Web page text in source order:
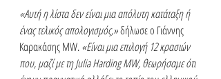
«Αυτή η λίστα δεν είναι μια απόλυτη κατάταξη ή
ένας τελικός απολογισμός,» δήλωσε ο Γιάννης
Καρακάσης MW. «Είναι μια επιλογή 12 κρασιών
που, μαζί με τη Julia Harding MW, θεωρήσαμε ότι